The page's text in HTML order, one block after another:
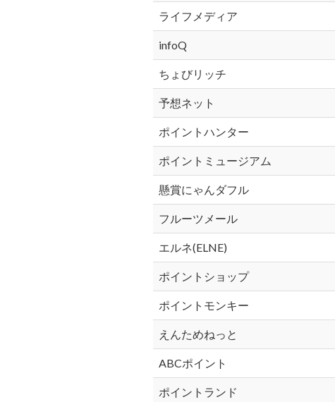
ライフメディア
infoQ
ちょびリッチ
予想ネット
ポイントハンター
ポイントミュージアム
懸賞にゃんダフル
フルーツメール
エルネ(ELNE)
ポイントショップ
ポイントモンキー
えんためねっと
ABCポイント
ポイントランド